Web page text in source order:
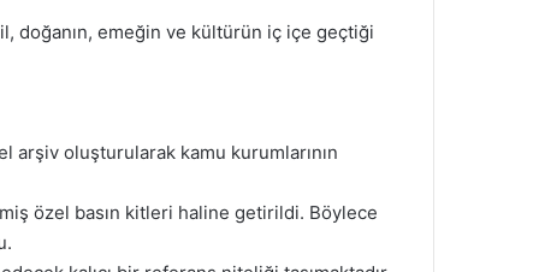
doğanın, emeğin ve kültürün iç içe geçtiği
arşiv oluşturularak kamu kurumlarının
özel basın kitleri haline getirildi. Böylece